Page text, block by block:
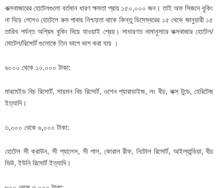
কক্সবাজারের হোটেলগুলো বর্তমান ধারণ ক্ষমতা প্রায় ১৫০,০০০ জন। তাই অফ সিজনে বুকিং
না দিয়ে গেলেও হোটেলে রুম পাবার নিশ্চয়তা থাকে কিন্তু ডিসেম্বরের ১৫ থেকে জানুয়ারী ১৫
তারিখ পর্যন্ত অগ্রিম বুকিং দিয়ে যাওয়াই শ্রেয়। সাধারণত দামানুসারে কক্সবাজার হোটেল/
মোটেল/রিসোর্ট গুলোকে তিন ভাগে ভাগ করা যায় ।
৬০০০ থেকে ১০.০০০ টাকা:
মারমেইড বিচ রিসোর্ট, সায়মন বিচ রিসোর্ট, ওশেন প্যারাডাইজ, লং বীচ, কক্স টুডে, হেরিটেজ
ইত্যাদি।
৩,০০০ থেকে ৬,০০০ টাকা:
হোটেল সী ক্রাউন, সী প্যালেস, সী গাল, কোরাল রীফ, নিটোল রিসোর্ট, আইল্যান্ডিয়া, বীচ
ভিউ, ইউনি রিসোর্ট ইত্যাদি।